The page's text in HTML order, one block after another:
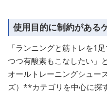
使用目的に制約がある
「ランニングと筋トレを1
つつ有酸素もこなしたい」
オールトレーニングシュー
ズ）**カテゴリを中心に探